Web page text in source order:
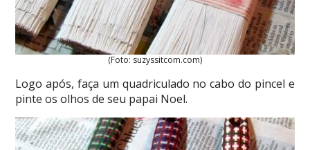
(Foto: suzyssitcom.com)
Logo após, faça um quadriculado no cabo do pincel e
pinte os olhos de seu papai Noel.